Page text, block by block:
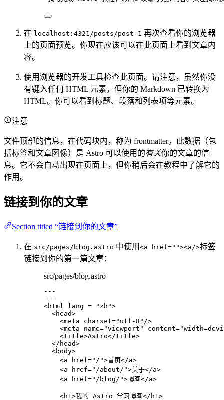
在 localhost:4321/posts/post-1 再次查看你的浏览器
上的页面预览。你现在应该可以在此页面上看到文章内
容。
使用浏览器的开发工具检查此页面。请注意，虽然你没
有键入任何 HTML 元素，但你的 Markdown 已转换为
HTML。你可以看到标题、段落和列表项等元素。
注意
文件顶部的信息，在代码块内，称为 frontmatter。此数据（包
括标签和文章图像）是 Astro 可以使用的有关你的文章的信
息。它不会自动出现在页面上，但你稍后会在教程中了解它的
作用。
链接到你的文章
Section titled “链接到你的文章”
在 src/pages/blog.astro 中使用 <a href=""><a/>标签
链接到你的第一篇文章：
src/pages/blog.astro
---
---
<html lang = " zh ">
<head>
<meta charset=" utf-8 " />
<meta name="viewport " content="
<title>Astro</title>
</ head>
<body>
<a href=" / ">首页</a>
<a href=" /about/ ">关于</a>
<a href=" /blog/ ">博客</a>
<h1 >我的 Astro 学习博客</ h1 >